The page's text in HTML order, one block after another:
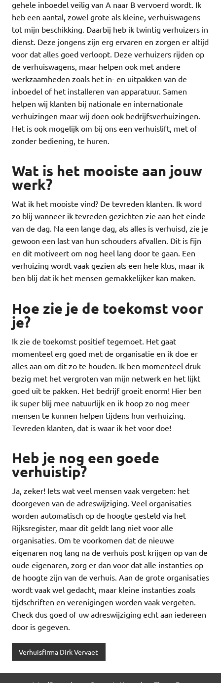
gehele inboedel veilig van A naar B vervoerd wordt. Ik
heb een aantal, zowel grote als kleine, verhuiswagens
tot mijn beschikking. Daarbij heb ik twintig verhuizers in
dienst. Deze jongens zijn erg ervaren en zorgen er altijd
voor dat alles goed verloopt. Deze verhuizers rijden op
de verhuiswagens, maar helpen ook met andere
werkzaamheden zoals het in- en uitpakken van de
inboedel of het installeren van apparatuur. Samen
helpen wij klanten bij nationale en internationale
verhuizingen maar wij doen ook bedrijfsverhuizingen.
Het is ook mogelijk om bij ons een verhuislift, met of
zonder bediening, te huren.
Wat is het mooiste aan jouw
werk?
Wat ik het mooiste vind? De tevreden klanten. Ik word
zo blij wanneer ik tevreden gezichten zie aan het einde
van de dag. Na een lange dag, als alles is verhuisd, zie je
gewoon een last van hun schouders afvallen. Dit is fijn
en dit motiveert om nog heel lang door te gaan. Een
verhuizing wordt vaak gezien als een hele klus, maar ik
ben blij dat ik het mensen gemakkelijker kan maken.
Hoe zie je de toekomst voor
je?
Ik zie de toekomst positief tegemoet. Het gaat
momenteel erg goed met de organisatie en ik doe er
alles aan om dit zo te houden. Ik ben momenteel druk
bezig met het vergroten van mijn netwerk en het lijkt
goed uit te pakken. Het bedrijf groeit enorm! Hier ben
ik super blij mee natuurlijk en ik hoop zo nog meer
mensen te kunnen helpen tijdens hun verhuizing.
Tevreden klanten, dat is waar ik het voor doe!
Heb je nog een goede
verhuistip?
Ja, zeker! Iets wat veel mensen vaak vergeten: het
doorgeven van de adreswijziging. Veel organisaties
worden automatisch op de hoogte gesteld via het
Rijksregister, maar dit geldt lang niet voor alle
organisaties. Om te voorkomen dat de nieuwe
eigenaren nog lang na de verhuis post krijgen op van de
oude eigenaren, zorg er dan voor dat alle instanties op
de hoogte zijn van de verhuis. Aan de grote organisaties
wordt vaak wel gedacht, maar kleine instanties zoals
tijdschriften en verenigingen worden vaak vergeten.
Check dus goed of uw adreswijziging echt aan iedereen
door is gegeven.
Verhuisfirma Dirk Vervaet